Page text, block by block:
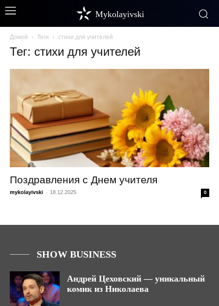
Mykolayivski
Домой Теги стихи для учителей
Тег: стихи для учителей
Поздравления с Днем учителя
mykolayivski - 18.12.2025 0
SHOW BUSINESS
Андрей Цеховский — уникальный
комик из Николаева